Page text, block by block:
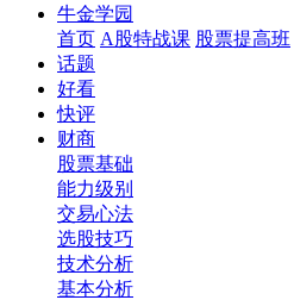
牛金学园
首页 A股特战课 股票提高班
话题
好看
快评
财商
股票基础
能力级别
交易心法
选股技巧
技术分析
基本分析